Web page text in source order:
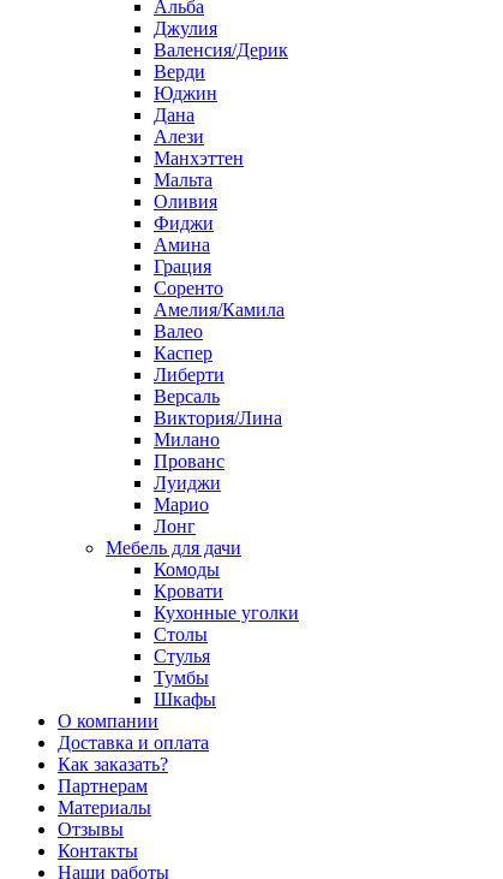
Альба
Джулия
Валенсия/Дерик
Верди
Юджин
Дана
Алези
Манхэттен
Мальта
Оливия
Фиджи
Амина
Грация
Соренто
Амелия/Камила
Валео
Каспер
Либерти
Версаль
Виктория/Лина
Милано
Прованс
Луиджи
Марио
Лонг
Мебель для дачи
Комоды
Кровати
Кухонные уголки
Столы
Стулья
Тумбы
Шкафы
О компании
Доставка и оплата
Как заказать?
Партнерам
Материалы
Отзывы
Контакты
Наши работы